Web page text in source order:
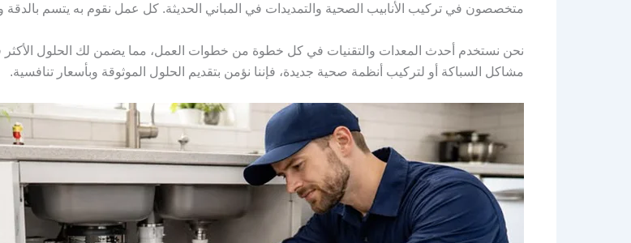
متخصصون في تركيب الأنابيب الصحية والتمديدات في المباني الحديثة. كل عمل نقوم به يتسم بالدقة
نحن نستخدم أحدث المعدات والتقنيات في كل خطوة من خطوات العمل، مما يضمن لك الحلول
مشاكل السباكة أو لتركيب أنظمة صحية جديدة، فإننا نؤمن بتقديم الحلول الموثوقة وبأسعار تنافسية.